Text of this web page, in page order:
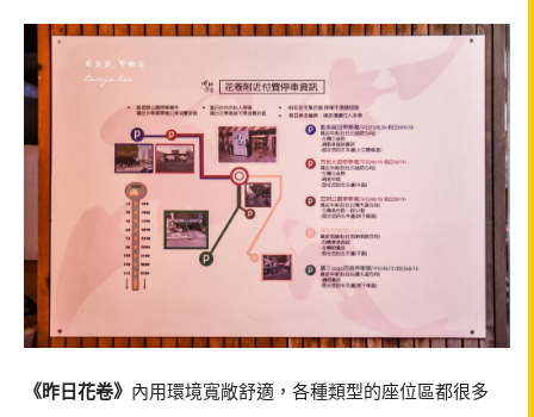
《昨日花卷》 內用環境寬敞舒適，各種類型的座位區都很多